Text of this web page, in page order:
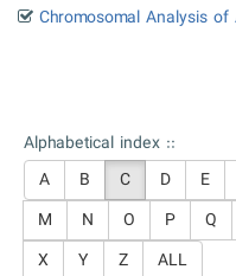
Chromosomal Analysis of
Alphabetical index ::
A
B C D E
M
N O P Q
X
Y Z ALL